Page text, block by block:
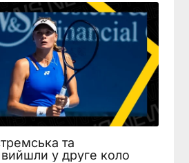
та
у друге коло